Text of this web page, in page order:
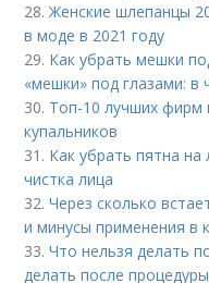
28.Женские шлепанцы
в моде в 2021 году
29. Как убрать мешки
«мешки» под глазами: в
30. Топ-10 лучших фирм
купальников
31. Как убрать пятна
чистка лица
32.Через сколько
и минусы применения в
33.Что нельзя делать
делать после